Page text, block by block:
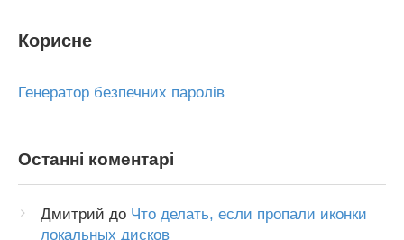
Корисне
Генератор безпечних паролів
Останні коментарі
Дмитрий до Что делать, если пропали иконки
локальных дисков